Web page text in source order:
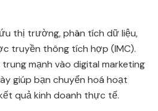
thị trường, phân tích dữ liệu,
truyền thông tích hợp (IMC).
mạnh vào digital marketing
giúp bạn chuyển hoá hoạt
quả kinh doanh thực tế.